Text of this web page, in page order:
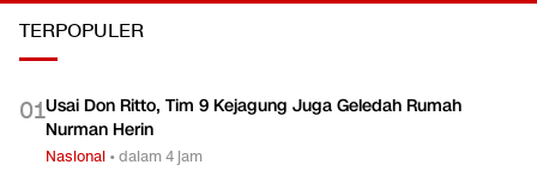
TERPOPULER
01Usai Don Ritto, Tim 9 Kejagung Juga Geledah Rumah
Nurman Herin
Nasional •dalam 4 jam